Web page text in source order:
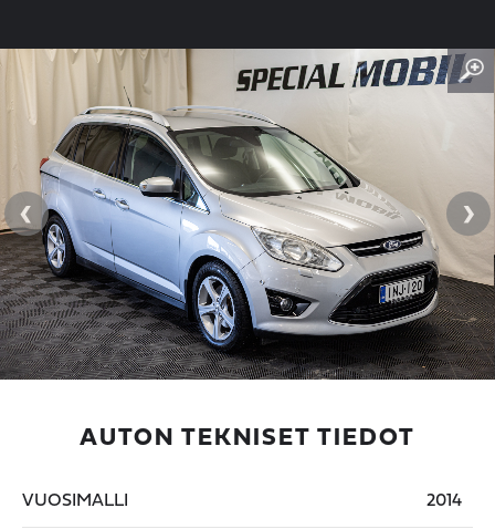
‹ ›
AUTON TEKNISET TIEDOT
VUOSIMALLI 2014